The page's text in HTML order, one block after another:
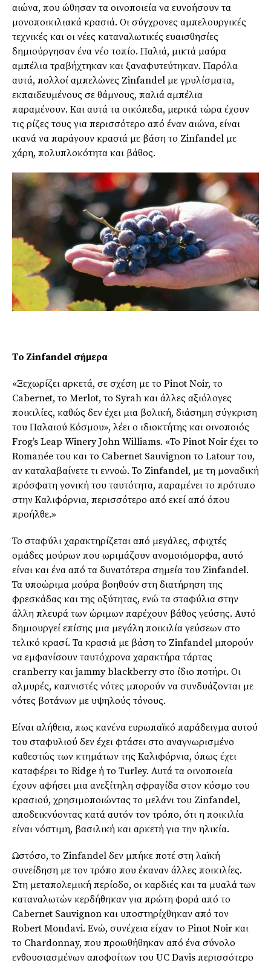
αιώνα, που ώθησαν τα οινοποιεία να ευνοήσουν τα
μονοποικιλιακά κρασιά. Οι σύγχρονες αμπελουργικές
τεχνικές και οι νέες καταναλωτικές ευαισθησίες
δημιούργησαν ένα νέο τοπίο. Παλιά, μικτά μαύρα
αμπέλια τραβήχτηκαν και ξαναφυτεύτηκαν. Παρόλα
αυτά, πολλοί αμπελώνες Zinfandel με γρυλίσματα,
εκπαιδευμένους σε θάμνους, παλιά αμπέλια
παραμένουν. Και αυτά τα οικόπεδα, μερικά τώρα έχουν
τις ρίζες τους για περισσότερο από έναν αιώνα, είναι
ικανά να παράγουν κρασιά με βάση το Zinfandel με
χάρη, πολυπλοκότητα και βάθος.
Το Zinfandel σήμερα
«Ξεχωρίζει αρκετά, σε σχέση με το Pinot Noir, το
Cabernet, το Merlot, το Syrah και άλλες αξιόλογες
ποικιλίες, καθώς δεν έχει μια βολική, διάσημη σύγκριση
του Παλαιού Κόσμου», λέει ο ιδιοκτήτης και οινοποιός
Frog’s Leap Winery John Williams. «Το Pinot Noir έχει το
Romanée του και το Cabernet Sauvignon το Latour του,
αν καταλαβαίνετε τι εννοώ. Το Zinfandel, με τη μοναδική
πρόσφατη γονική του ταυτότητα, παραμένει το πρότυπο
στην Καλιφόρνια, περισσότερο από εκεί από όπου
προήλθε.»
Το σταφύλι χαρακτηρίζεται από μεγάλες, σφιχτές
ομάδες μούρων που ωριμάζουν ανομοιόμορφα, αυτό
είναι και ένα από τα δυνατότερα σημεία του Zinfandel.
Τα υποώριμα μούρα βοηθούν στη διατήρηση της
φρεσκάδας και της οξύτητας, ενώ τα σταφύλια στην
άλλη πλευρά των ώριμων παρέχουν βάθος γεύσης. Αυτό
δημιουργεί επίσης μια μεγάλη ποικιλία γεύσεων στο
τελικό κρασί. Τα κρασιά με βάση το Zinfandel μπορούν
να εμφανίσουν ταυτόχρονα χαρακτήρα τάρτας
cranberry και jammy blackberry στο ίδιο ποτήρι. Οι
αλμυρές, καπνιστές νότες μπορούν να συνδυάζονται με
νότες βοτάνων με υψηλούς τόνους.
Είναι αλήθεια, πως κανένα ευρωπαϊκό παράδειγμα αυτού
του σταφυλιού δεν έχει φτάσει στο αναγνωρισμένο
καθεστώς των κτημάτων της Καλιφόρνια, όπως έχει
καταφέρει το Ridge ή το Turley. Αυτά τα οινοποιεία
έχουν αφήσει μια ανεξίτηλη σφραγίδα στον κόσμο του
κρασιού, χρησιμοποιώντας το μελάνι του Zinfandel,
αποδεικνύοντας κατά αυτόν τον τρόπο, ότι η ποικιλία
είναι νόστιμη, βασιλική και αρκετή για την ηλικία.
Ωστόσο, το Zinfandel δεν μπήκε ποτέ στη λαϊκή
συνείδηση ​​με τον τρόπο που έκαναν άλλες ποικιλίες.
Στη μεταπολεμική περίοδο, οι καρδιές και τα μυαλά των
καταναλωτών κερδήθηκαν για πρώτη φορά από το
Cabernet Sauvignon και υποστηρίχθηκαν από τον
Robert Mondavi. Ενώ, συνέχεια είχαν το Pinot Noir και
το Chardonnay, που προωθήθηκαν από ένα σύνολο
ενθουσιασμένων αποφοίτων του UC Davis περισσότερο